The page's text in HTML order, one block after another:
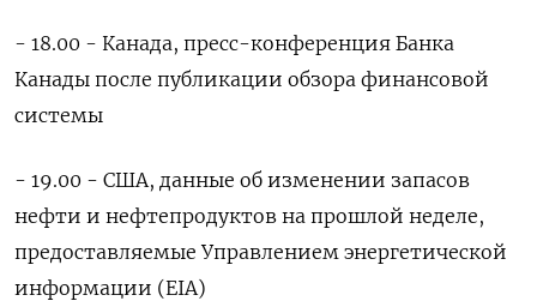
- 18.00 - Канада, пресс-конференция Банка
Канады после публикации обзора финансовой
системы
- 19.00 - США, данные об изменении запасов
нефти и нефтепродуктов на прошлой неделе,
предоставляемые Управлением энергетической
информации (EIA)